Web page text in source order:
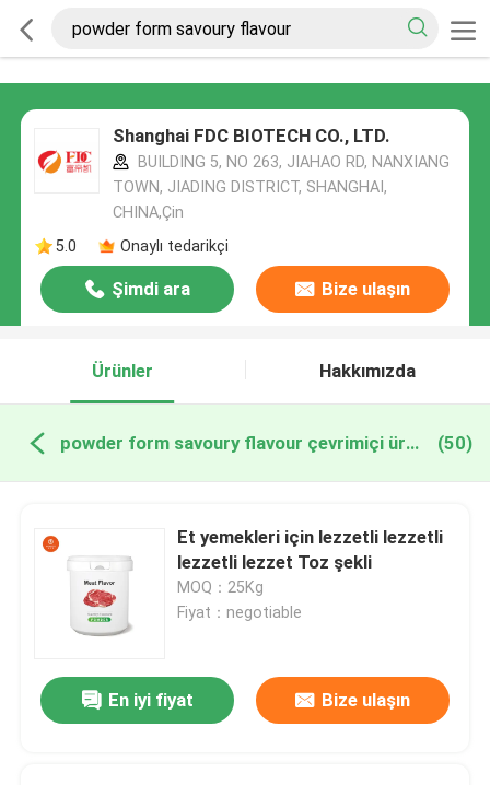
Shanghai FDC BIOTECH CO., LTD.
BUILDING 5, NO 263, JIAHAO RD, NANXIANG
TOWN, JIADING DISTRICT, SHANGHAI,
CHINA,Çin
5.0
Onaylı tedarikçi
Şimdi ara Bize ulaşın
Ürünler Hakkımızda
powder form savoury flavour çevrimiçi üretim (50)
Et yemekleri için lezzetli lezzetli
lezzetli lezzet Toz şekli
MOQ：25Kg
Fiyat：negotiable
En iyi fiyat Bize ulaşın